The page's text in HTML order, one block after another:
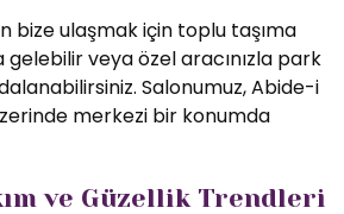
bize ulaşmak için toplu taşıma
veya özel aracınızla park
Salonumuz, Abide-i
merkezi bir konumda
ve Güzellik Trendleri